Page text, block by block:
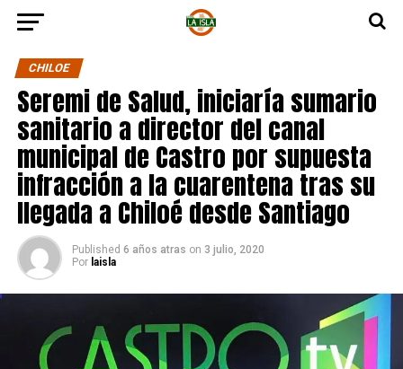
CHILOE
Seremi de Salud, iniciaría sumario
sanitario a director del canal
municipal de Castro por supuesta
infracción a la cuarentena tras su
llegada a Chiloé desde Santiago
Published 6 años atras on 3 julio, 2020
Por laisla